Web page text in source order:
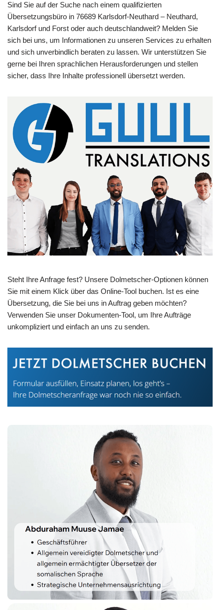
Sind Sie auf der Suche nach einem qualifizierten
Übersetzungsbüro in 76689 Karlsdorf-Neuthard – Neuthard,
Karlsdorf und Forst oder auch deutschlandweit? Melden Sie
sich bei uns, um Informationen zu unseren Services zu erhalten
und sich unverbindlich beraten zu lassen. Wir unterstützen Sie
gerne bei Ihren sprachlichen Herausforderungen und stellen
sicher, dass Ihre Inhalte professionell übersetzt werden.
Steht Ihre Anfrage fest? Unsere Dolmetscher-Optionen können
Sie mit einem Klick über das Online-Tool buchen. Ist es eine
Übersetzung, die Sie bei uns in Auftrag geben möchten?
Verwenden Sie unser Dokumenten-Tool, um Ihre Aufträge
unkompliziert und einfach an uns zu senden.